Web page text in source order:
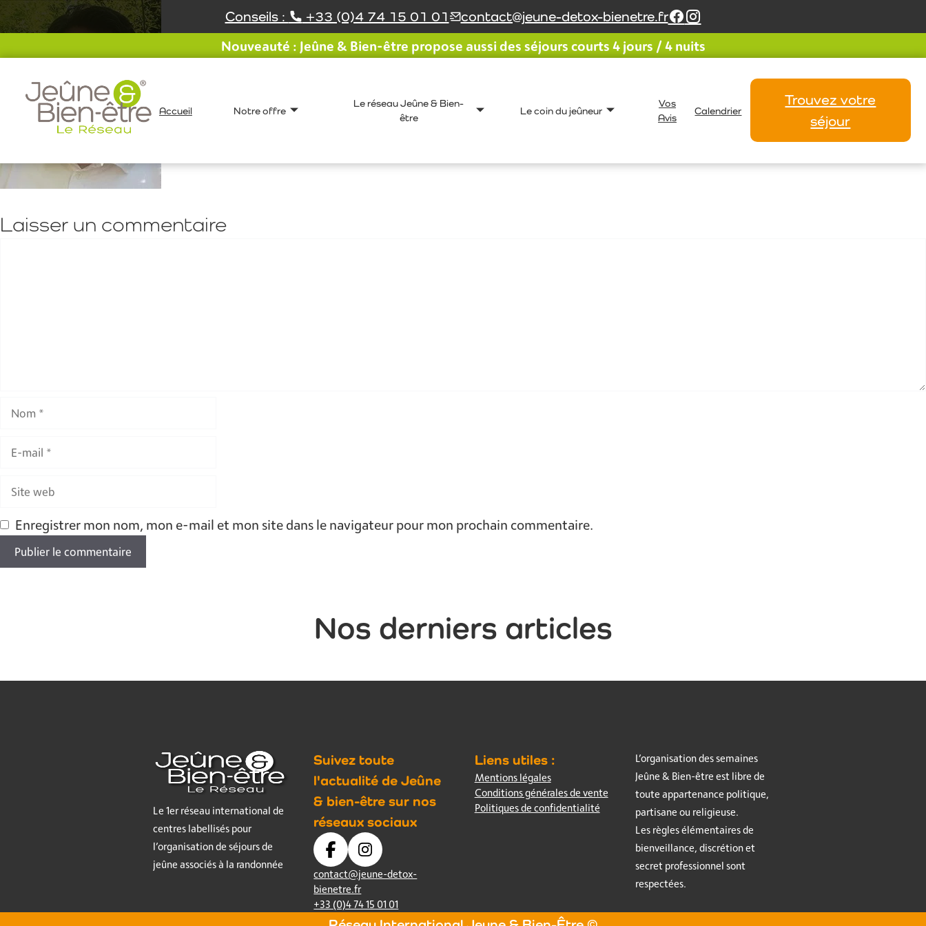
Conseils : +33 (0)4 74 15 01 01 contact@jeune-detox-bienetre.fr
Nouveauté : Jeûne & Bien-être propose aussi des séjours courts 4 jours / 4 nuits
Accueil Notre offre
Le réseau Jeûne & Bien-
être
Le coin du jeûneur
Vos
Avis
Calendrier
Trouvez votre
séjour
Laisser un commentaire
mail
web
Enregistrer mon nom, mon e-mail et mon site dans le navigateur pour mon prochain commentaire.
Nos derniers articles
Le 1er réseau international de
centres labellisés pour
l’organisation de séjours de
jeûne associés à la randonnée
Suivez toute
l'actualité de Jeûne
& bien-être sur nos
réseaux sociaux
contact@jeune-detox-
bienetre.fr
+33 (0)4 74 15 01 01
Liens utiles :
Mentions légales
Conditions générales de vente
Politiques de confidentialité
L’organisation des semaines
Jeûne & Bien-être est libre de
toute appartenance politique,
partisane ou religieuse.
Les règles élémentaires de
bienveillance, discrétion et
secret professionnel sont
respectées.